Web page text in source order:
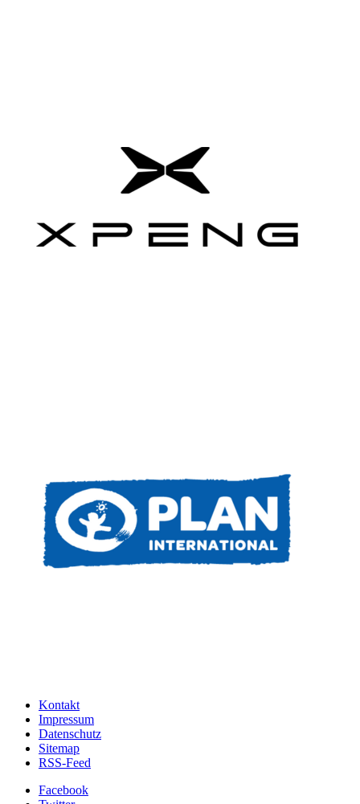
Kontakt
Impressum
Datenschutz
Sitemap
RSS-Feed
Facebook